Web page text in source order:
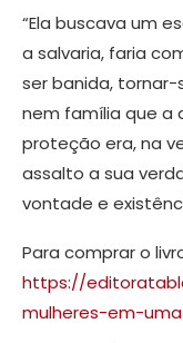
“Ela buscava um
a salvaria, faria
ser banida,
nem família que a
proteção era, na
assalto a sua
vontade e
Para comprar o
https://
mulheres-em-